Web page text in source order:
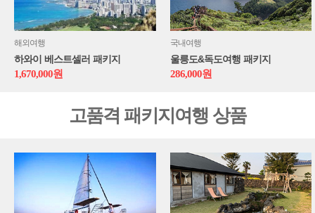
해외여행
하와이 베스트셀러 패키지
1,670,000원
국내여행
울릉도&독도여행 패키지
286,000원
고품격 패키지여행 상품